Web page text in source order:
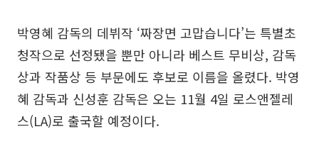
박영혜 감독의 데뷔작 ‘짜장면 고맙습니다’는 특별초
청작으로 선정됐을 뿐만 아니라 베스트 무비상, 감독
상과 작품상 등 부문에도 후보로 이름을 올렸다. 박영
혜 감독과 신성훈 감독은 오는 11월 4일 로스앤젤레
스(LA)로 출국할 예정이다.